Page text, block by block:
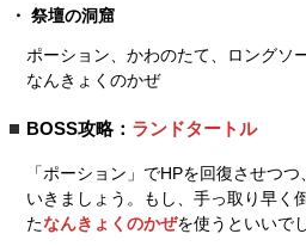
祭壇の洞窟
ポーション、かわのたて、ロングソ
なんきょくのかぜ
BOSS攻略： ランドタートル
「ポーション」でHPを回復させつ
いきましょう。もし、手っ取り早く
たなんきょくのかぜを使うといいで